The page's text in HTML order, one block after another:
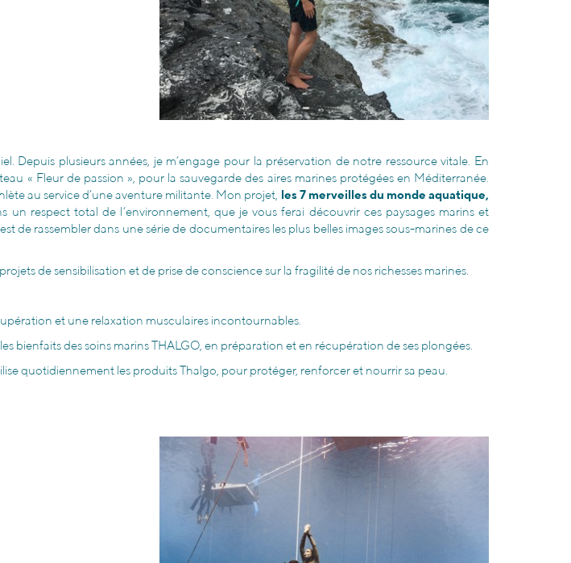
Depuis plusieurs années, je m’engage pour la préservation de notre ressource vitale. En
« Fleur de passion », pour la sauvegarde des aires marines protégées en Méditerranée.
au service d’une aventure militante. Mon projet, les 7 merveilles du monde aquatique,
un respect total de l’environnement, que je vous ferai découvrir ces paysages marins et
de rassembler dans une série de documentaires les plus belles images sous-marines de ce
de sensibilisation et de prise de conscience sur la fragilité de nos richesses marines.
et une relaxation musculaires incontournables.
bienfaits des soins marins THALGO, en préparation et en récupération de ses plongées.
quotidiennement les produits Thalgo, pour protéger, renforcer et nourrir sa peau.